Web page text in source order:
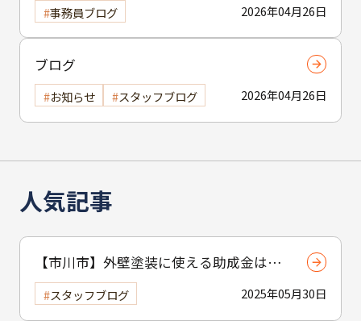
2026年04月26日
事務員ブログ
ブログ
2026年04月26日
お知らせ スタッフブログ
人気記事
【市川市】外壁塗装に使える助成金はあ
る？ 補助制度と費用を抑えるコツを紹介2025年05月30日
スタッフブログ